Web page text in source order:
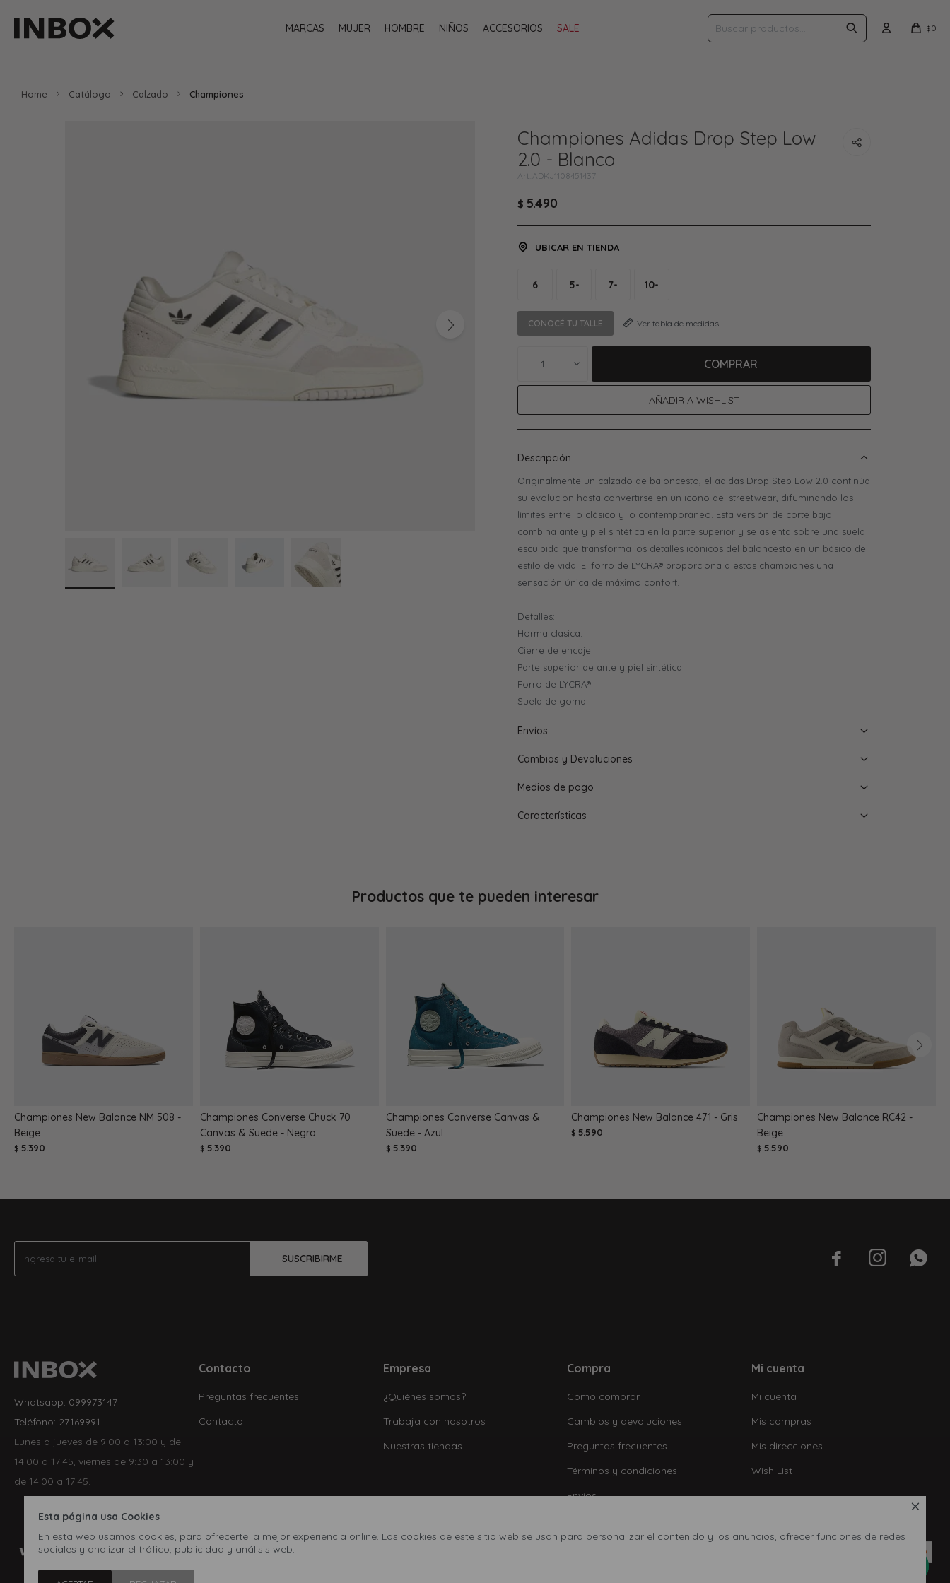

Esta página usa Cookies
En esta web usamos cookies, para ofrecerte la mejor experiencia online. Las cookies de este sitio web se usan para personalizar el contenido y los anuncios, ofrecer funciones de redes
sociales y analizar el tráfico, publicidad y análisis web.
MARCAS MUJER HOMBRE NIÑOS ACCESORIOS SALE $0
Home Catálogo Calzado Championes
Championes Adidas Drop Step Low
2.0 - Blanco
ADKJ1108451437
$ 5.490
UBICAR EN TIENDA
6 5- 7- 10-
CONOCÉ TU TALLE Ver tabla de medidas
1 COMPRAR
Descripción
Originalmente un calzado de baloncesto, el adidas Drop Step Low 2.0 continúa
su evolución hasta convertirse en un icono del streetwear, difuminando los
límites entre lo clásico y lo contemporáneo. Esta versión de corte bajo
combina ante y piel sintética en la parte superior y se asienta sobre una suela
esculpida que transforma los detalles icónicos del baloncesto en un básico del
estilo de vida. El forro de LYCRA® proporciona a estos championes una
sensación única de máximo confort.
Detalles:
Horma clasica.
Cierre de encaje
Parte superior de ante y piel sintética
Forro de LYCRA®
Suela de goma
Envíos
Cambios y Devoluciones
Medios de pago
Características
Productos que te pueden interesar
Championes New Balance NM 508 -
Beige
$ 5.390
Championes Converse Chuck 70
Canvas & Suede - Negro
$ 5.390
Championes Converse Canvas &
Suede - Azul
$ 5.390
Championes New Balance 471 - Gris
$ 5.590
Championes New Balance RC42 -
Beige
$ 5.590
SUSCRIBIRME   
Whatsapp: 099973147
Teléfono: 27169991
Lunes a jueves de 9:00 a 13:00 y de
14:00 a 17:45, viernes de 9:30 a 13:00 y
de 14:00 a 17:45.
Contacto
Preguntas frecuentes
Contacto
Empresa
¿Quiénes somos?
Trabaja con nosotros
Nuestras tiendas
Compra
Cómo comprar
Cambios y devoluciones
Preguntas frecuentes
Términos y condiciones
Envíos
Mi cuenta
Mi cuenta
Mis compras
Mis direcciones
Wish List